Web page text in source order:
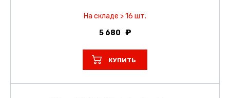
На складе > 16 шт.
5 680
КУПИТЬ